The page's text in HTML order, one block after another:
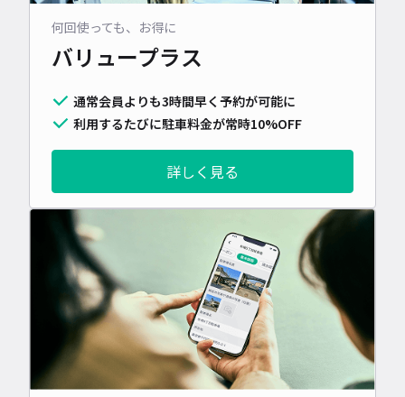
何回使っても、お得に
バリュープラス
通常会員よりも3時間早く予約が可能に
利用するたびに駐車料金が常時10%OFF
詳しく見る